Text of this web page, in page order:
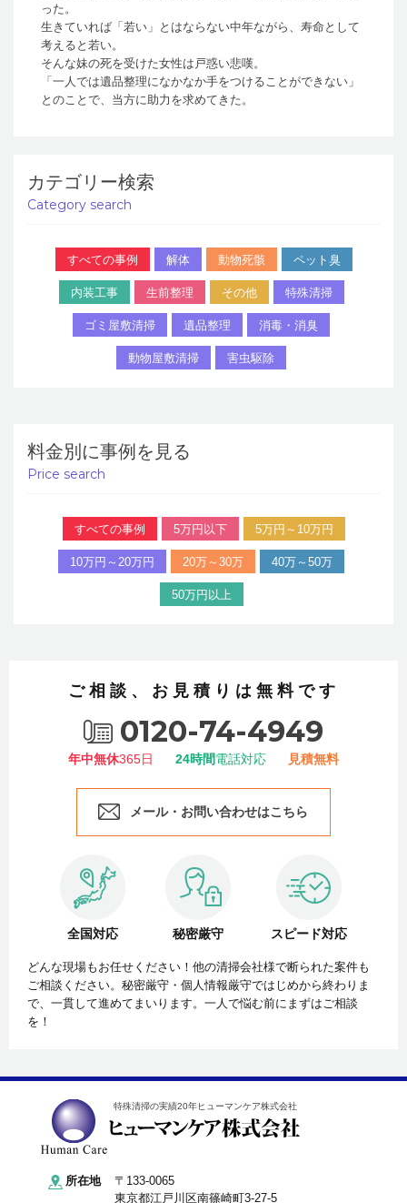
った。
生きていれば「若い」とはならない中年ながら、寿命として
考えると若い。
そんな妹の死を受けた女性は戸惑い悲嘆。
「一人では遺品整理になかなか手をつけることができない」
とのことで、当方に助力を求めてきた。
カテゴリー検索
Category search
すべての事例 解体 動物死骸 ペット臭
内装工事 生前整理 その他 特殊清掃
ゴミ屋敷清掃 遺品整理 消毒・消臭
動物屋敷清掃 害虫駆除
料金別に事例を見る
Price search
すべての事例 5万円以下 5万円～10万円
10万円～20万円 20万～30万 40万～50万
50万円以上
ご相談、お見積りは無料です
0120-74-4949
年中無休365日 24時間電話対応 見積無料
メール・お問い合わせはこちら
全国対応 秘密厳守 スピード対応
どんな現場もお任せください！他の清掃会社様で断られた案件も
ご相談ください。秘密厳守・個人情報厳守ではじめから終わりま
で、一貫して進めてまいります。一人で悩む前にまずはご相談
を！
特殊清掃の実績20年ヒューマンケア株式会社
所在地
〒133-0065
東京都江戸川区南篠崎町3-27-5